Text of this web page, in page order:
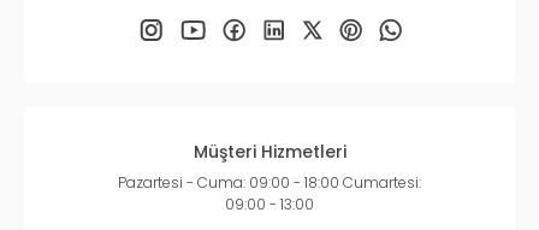
Müşteri Hizmetleri
Pazartesi - Cuma: 09:00 - 18:00 Cumartesi:
09:00 - 13:00